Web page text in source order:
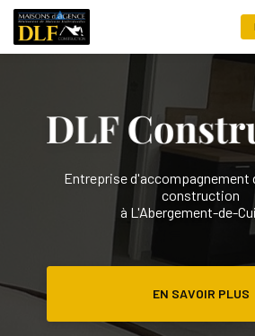
Aller
contenu
Entreprise d'accompagnement
construction
à L'Abergement-de-
EN SAVOIR PLUS